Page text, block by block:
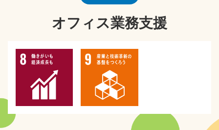
オフィス業務支援